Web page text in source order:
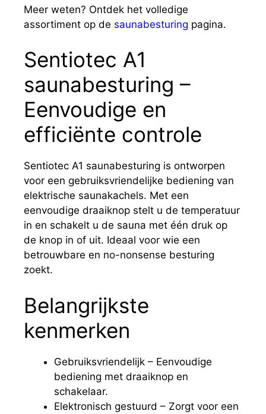
Meer weten? Ontdek het volledige
assortiment op de saunabesturing pagina.
Sentiotec A1
saunabesturing –
Eenvoudige en
efficiënte controle
Sentiotec A1 saunabesturing is ontworpen
voor een gebruiksvriendelijke bediening van
elektrische saunakachels. Met een
eenvoudige draaiknop stelt u de temperatuur
in en schakelt u de sauna met één druk op
de knop in of uit. Ideaal voor wie een
betrouwbare en no-nonsense besturing
zoekt.
Belangrijkste
kenmerken
Gebruiksvriendelijk – Eenvoudige
bediening met draaiknop en
schakelaar.
Elektronisch gestuurd – Zorgt voor een